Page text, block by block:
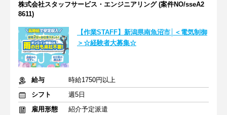
株式会社スタッフサービス・エンジニアリング (案件NO/sseA2
8611)
【作業STAFF】新潟県南魚沼市│＜電気制御
＞☆経験者大募集☆
給与
時給1750円以上
シフト
週5日
雇用形態
紹介予定派遣